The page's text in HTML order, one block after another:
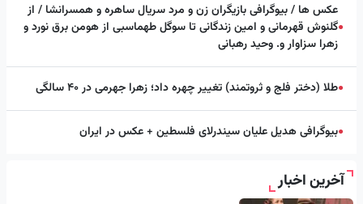
●
عکس ها / بیوگرافی بازیگران زن و مرد سریال ساهره و همسرانشا / از
گلنوش قهرمانی و امین زندگانی تا سوگل طهماسبی از هومن برق نورد و
زهرا سزاوار و. وحید رهبانی
●طلا (دختر فلج و ثروتمند) تغییر چهره داد؛ زهرا جهرمی در ۴۰ سالگی
●بیوگرافی هدیل علیان سیندرلای فلسطین + عکس در ایران
آخرین اخبار